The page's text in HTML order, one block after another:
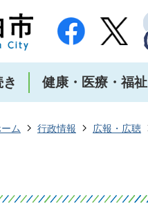
健康・医療・福祉
ム 行政情報 広報・広聴